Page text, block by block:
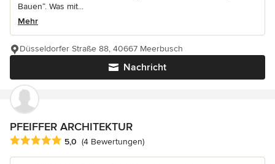
Bauen“. Was mit...
Mehr
Nachricht
Düsseldorfer Straße 88, 40667 Meerbusch
PFEIFFER ARCHITEKTUR
Durchschnittliche Bewertung: 5 von 5 Sternen
5,0 (4 Bewertungen)